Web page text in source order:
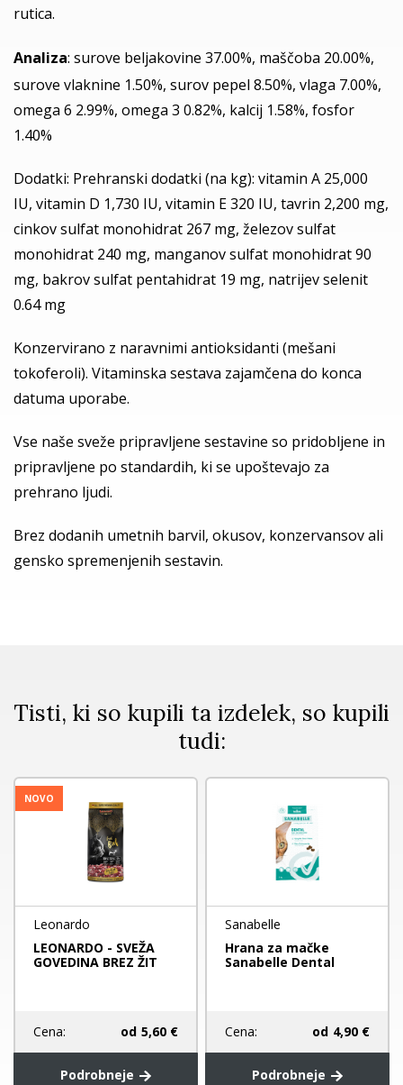
rutica.
Analiza: surove beljakovine 37.00%, maščoba 20.00%,
surove vlaknine 1.50%, surov pepel 8.50%, vlaga 7.00%,
omega 6 2.99%, omega 3 0.82%, kalcij 1.58%, fosfor
1.40%
Dodatki: Prehranski dodatki (na kg): vitamin A 25,000
IU, vitamin D 1,730 IU, vitamin E 320 IU, tavrin 2,200 mg,
cinkov sulfat monohidrat 267 mg, železov sulfat
monohidrat 240 mg, manganov sulfat monohidrat 90
mg, bakrov sulfat pentahidrat 19 mg, natrijev selenit
0.64 mg
Konzervirano z naravnimi antioksidanti (mešani
tokoferoli). Vitaminska sestava zajamčena do konca
datuma uporabe.
Vse naše sveže pripravljene sestavine so pridobljene in
pripravljene po standardih, ki se upoštevajo za
prehrano ljudi.
Brez dodanih umetnih barvil, okusov, konzervansov ali
gensko spremenjenih sestavin.
Tisti, ki so kupili ta izdelek, so kupili
tudi:
NOVO
Leonardo
LEONARDO - SVEŽA
GOVEDINA BREZ ŽIT
Cena: od 5,60 €
Podrobneje
Sanabelle
Hrana za mačke
Sanabelle Dental
Cena: od 4,90 €
Podrobneje